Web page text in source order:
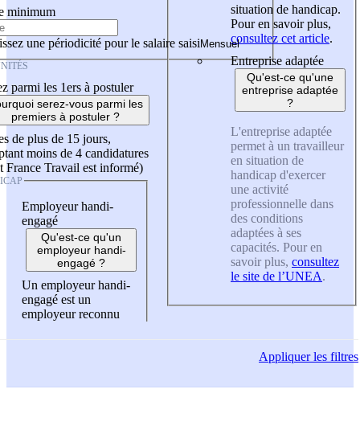
minimum
une périodicité pour le salaire saisi
parmi les 1ers à postuler
serez-vous parmi les
premiers à postuler ?
de plus de 15 jours,
moins de 4 candidatures
France Travail est informé)
Employeur handi-
engagé
Qu'est-ce qu'un
employeur handi-
engagé ?
Un employeur handi-
engagé est un
employeur reconnu
situation de handicap.
Pour en savoir plus,
consultez cet article.
Entreprise adaptée
Qu'est-ce qu'une
entreprise adaptée
?
L'entreprise adaptée
permet à un travailleur
en situation de
handicap d'exercer
une activité
professionnelle dans
des conditions
adaptées à ses
capacités. Pour en
savoir plus, consultez
le site de l’UNEA.
Appliquerles filtres